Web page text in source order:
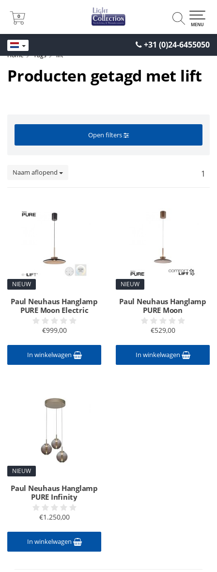
+31 (0)24-6455050
0
0
MENU
Home Tags lift
Producten getagd met lift
Open filters
Naam aflopend 1
NIEUW
Paul Neuhaus Hanglamp
PURE Moon Electric
€999,00
In winkelwagen
NIEUW
Paul Neuhaus Hanglamp
PURE Moon
€529,00
In winkelwagen
NIEUW
Paul Neuhaus Hanglamp
PURE Infinity
€1.250,00
In winkelwagen